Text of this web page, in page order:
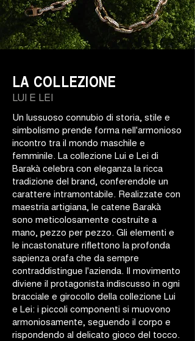
LA COLLEZIONE
LUI E LEI
Un lussuoso connubio di storia, stile e
simbolismo prende forma nell'armonioso
incontro tra il mondo maschile e
femminile. La collezione Lui e Lei di
Barakà celebra con eleganza la ricca
tradizione del brand, conferendole un
carattere intramontabile. Realizzate con
maestria artigiana, le catene Barakà
sono meticolosamente costruite a
mano, pezzo per pezzo. Gli elementi e
le incastonature riflettono la profonda
sapienza orafa che da sempre
contraddistingue l'azienda. Il movimento
diviene il protagonista indiscusso in ogni
bracciale e girocollo della collezione Lui
e Lei: i piccoli componenti si muovono
armoniosamente, seguendo il corpo e
rispondendo al delicato gioco del tocco.